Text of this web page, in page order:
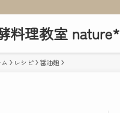
料理教室 nature*
レシピ 醤油麹